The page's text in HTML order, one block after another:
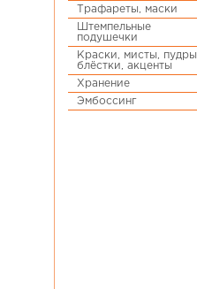
Трафареты, маски
Штемпельные
подушечки
Краски, мисты, пудры,
блёстки, акценты
Хранение
Эмбоссинг